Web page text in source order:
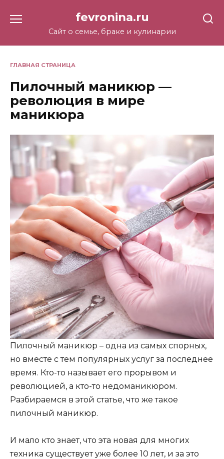
содержанию
fevronina.ru
Сайт о семье, браке и кулинарии
ГЛАВНАЯ СТРАНИЦА
Пилочный маникюр —
революция в мире
маникюра
Пилочный маникюр – одна из самых спорных,
но вместе с тем популярных услуг за последнее
время. Кто-то называет его прорывом и
революцией, а кто-то недоманикюром.
Разбираемся в этой статье, что же такое
пилочный маникюр.
И мало кто знает, что эта новая для многих
техника существует уже более 10 лет, и за это